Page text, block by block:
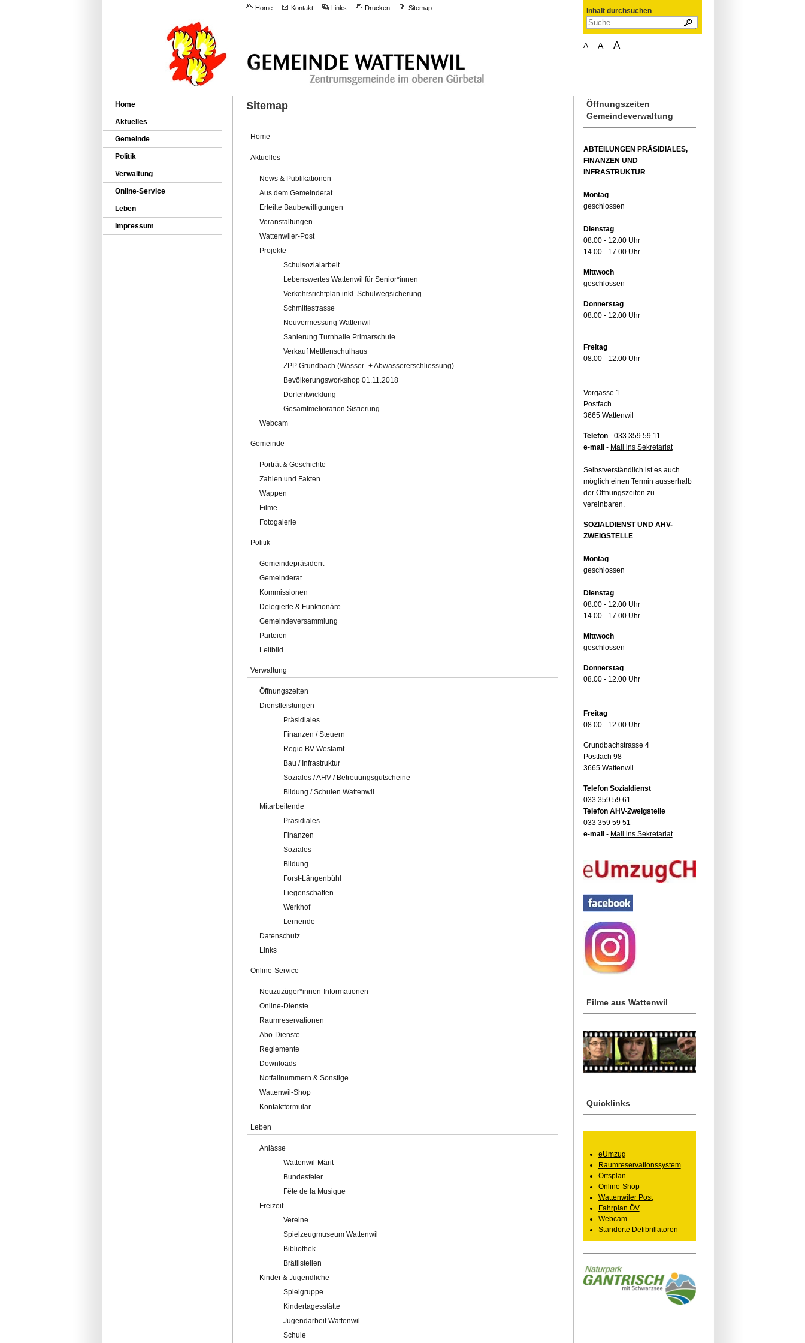
Home Kontakt Links Drucken Sitemap Inhalt durchsuchen
A A A
Home
Aktuelles
Gemeinde
Politik
Verwaltung
Online-Service
Leben
Impressum
Sitemap
Home
Aktuelles
News & Publikationen
Aus dem Gemeinderat
Erteilte Baubewilligungen
Veranstaltungen
Wattenwiler-Post
Projekte
Schulsozialarbeit
Lebenswertes Wattenwil für Senior*innen
Verkehrsrichtplan inkl. Schulwegsicherung
Schmittestrasse
Neuvermessung Wattenwil
Sanierung Turnhalle Primarschule
Verkauf Mettlenschulhaus
ZPP Grundbach (Wasser- + Abwassererschliessung)
Bevölkerungsworkshop 01.11.2018
Dorfentwicklung
Gesamtmelioration Sistierung
Webcam
Gemeinde
Porträt & Geschichte
Zahlen und Fakten
Wappen
Filme
Fotogalerie
Politik
Gemeindepräsident
Gemeinderat
Kommissionen
Delegierte & Funktionäre
Gemeindeversammlung
Parteien
Leitbild
Verwaltung
Öffnungszeiten
Dienstleistungen
Präsidiales
Finanzen / Steuern
Regio BV Westamt
Bau / Infrastruktur
Soziales / AHV / Betreuungsgutscheine
Bildung / Schulen Wattenwil
Mitarbeitende
Präsidiales
Finanzen
Soziales
Bildung
Forst-Längenbühl
Liegenschaften
Werkhof
Lernende
Datenschutz
Links
Online-Service
Neuzuzüger*innen-Informationen
Online-Dienste
Raumreservationen
Abo-Dienste
Reglemente
Downloads
Notfallnummern & Sonstige
Wattenwil-Shop
Kontaktformular
Leben
Anlässe
Wattenwil-Märit
Bundesfeier
Fête de la Musique
Freizeit
Vereine
Spielzeugmuseum Wattenwil
Bibliothek
Brätlistellen
Kinder & Jugendliche
Spielgruppe
Kindertagesstätte
Jugendarbeit Wattenwil
Schule
Öffnungszeiten
Gemeindeverwaltung
ABTEILUNGEN PRÄSIDIALES,
FINANZEN UND
INFRASTRUKTUR
Montag
geschlossen
Dienstag
08.00 - 12.00 Uhr
14.00 - 17.00 Uhr
Mittwoch
geschlossen
Donnerstag
08.00 - 12.00 Uhr
Freitag
08.00 - 12.00 Uhr
Vorgasse 1
Postfach
3665 Wattenwil
Telefon- 033 359 59 11
e-mail - Mail ins Sekretariat
Selbstverständlich ist es auch
möglich einen Termin ausserhalb
der Öffnungszeiten zu
vereinbaren.
SOZIALDIENST UND AHV-
ZWEIGSTELLE
Montag
geschlossen
Dienstag
08.00 - 12.00 Uhr
14.00 - 17.00 Uhr
Mittwoch
geschlossen
Donnerstag
08.00 - 12.00 Uhr
Freitag
08.00 - 12.00 Uhr
Grundbachstrasse 4
Postfach 98
3665 Wattenwil
Telefon Sozialdienst
033 359 59 61
Telefon AHV-Zweigstelle
033 359 59 51
e-mail - Mail ins Sekretariat
Filme aus Wattenwil
Quicklinks
eUmzug
Raumreservationssystem
Ortsplan
Online-Shop
Wattenwiler Post
Fahrplan ÖV
Webcam
Standorte Defibrillatoren